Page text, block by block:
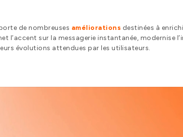
de nombreuses améliorations destinées à
l’accent sur la messagerie instantanée, modernise
évolutions attendues par les utilisateurs.